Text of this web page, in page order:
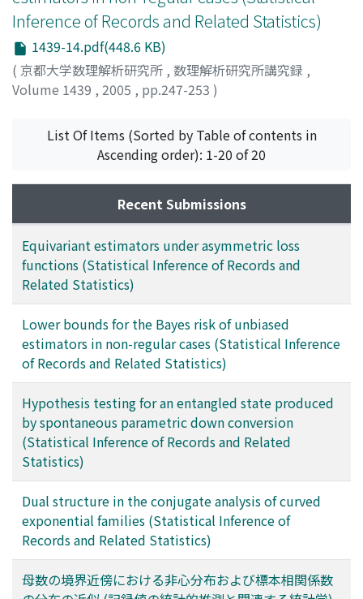
Inference of Records and Related Statistics)
1439-14.pdf(448.6 KB)
( 京都大学数理解析研究所 , 数理解析研究所講究録 ,
Volume 1439 , 2005 , pp.247-253 )
MasafumiList Of Items (Sorted by Table of contents in
Ascending order): 1-20 of 20
Recent Submissions
Equivariant estimators under asymmetric loss
functions (Statistical Inference of Records and
Related Statistics)
Lower bounds for the Bayes risk of unbiased
estimators in non-regular cases (Statistical Inference
of Records and Related Statistics)
Hypothesis testing for an entangled state produced
by spontaneous parametric down conversion
(Statistical Inference of Records and Related
Statistics)
Dual structure in the conjugate analysis of curved
exponential families (Statistical Inference of
Records and Related Statistics)
母数の境界近傍における非心分布および標本相関係数